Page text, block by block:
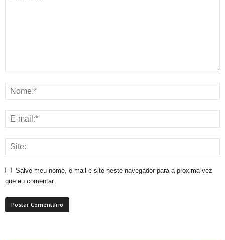
Salve meu nome, e-mail e site neste navegador para a próxima vez
que eu comentar.